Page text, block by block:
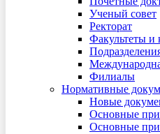
Ученый совет
Ректорат
Факультеты и
Филиалы
Нормативные
Новые
Основные
Основные